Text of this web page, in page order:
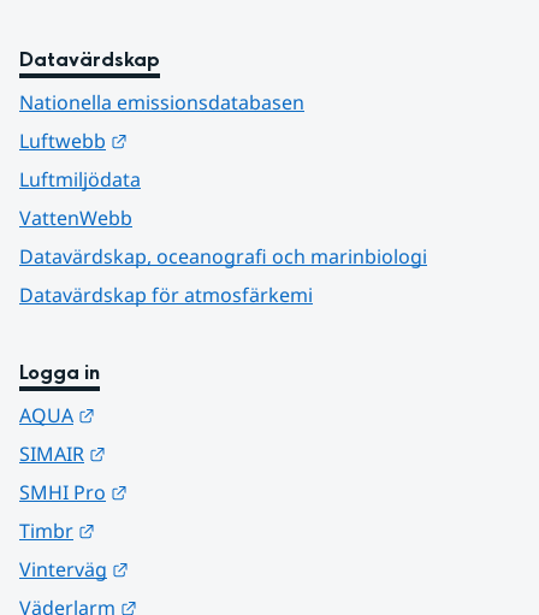
Datavärdskap
Nationella emissionsdatabasen
Luftwebb
Luftmiljödata
VattenWebb
Datavärdskap, oceanografi och marinbiologi
Datavärdskap för atmosfärkemi
Logga in
AQUA
SIMAIR
SMHI Pro
Timbr
Vinterväg
Väderlarm